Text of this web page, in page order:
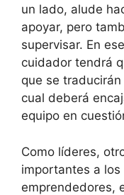
un lado, alude
apoyar, pero
supervisar. En
cuidador tendrá
que se
cual deberá
equipo en
Como líderes,
importantes a
emprendedores,